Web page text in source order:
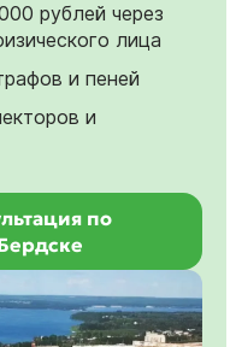
рублей через
лица
и пеней
и
по